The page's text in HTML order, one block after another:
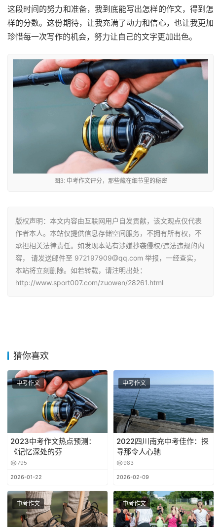
这段时间的努力和准备，我到底能写出怎样的作文，得到怎
样的分数。这份期待，让我充满了动力和信心，也让我更加
珍惜每一次写作的机会，努力让自己的文字更加出色。
图3: 中考作文评分，那些藏在细节里的秘密
版权声明：本文内容由互联网用户自发贡献，该文观点仅代表
作者本人。本站仅提供信息存储空间服务，不拥有所有权，不
承担相关法律责任。如发现本站有涉嫌抄袭侵权/违法违规的内
容， 请发送邮件至 972197909@qq.com 举报，一经查实，
本站将立刻删除。如若转载，请注明出处：
http://www.sport007.com/zuowen/28261.html
猜你喜欢
中考作文
2023中考作文热点预测：
《记忆深处的芬
795
2026-01-22
中考作文
2022四川南充中考佳作：探
寻那令人心驰
983
2026-02-09
中考作文 中考作文